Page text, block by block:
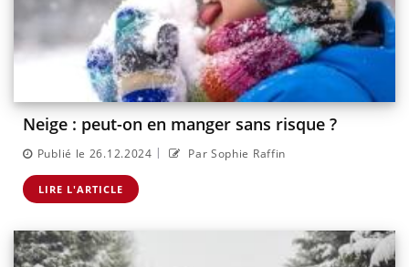
Neige : peut-on en manger sans risque ?
Publié le 26.12.2024 | Par Sophie Raffin
LIRE L'ARTICLE